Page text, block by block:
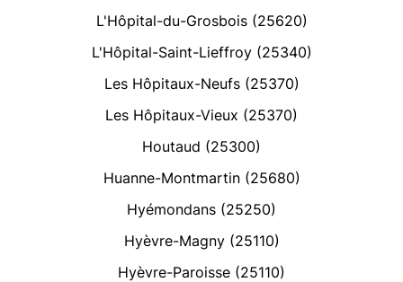
L'Hôpital-du-Grosbois (25620)
L'Hôpital-Saint-Lieffroy (25340)
Les Hôpitaux-Neufs (25370)
Les Hôpitaux-Vieux (25370)
Houtaud (25300)
Huanne-Montmartin (25680)
Hyémondans (25250)
Hyèvre-Magny (25110)
Hyèvre-Paroisse (25110)